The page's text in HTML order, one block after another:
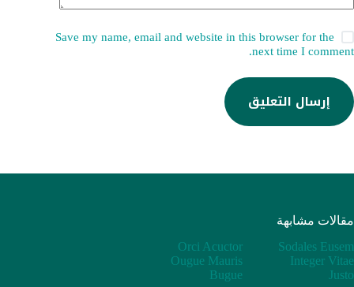
Save my name, email and website in this browser for the
next time I comment.
إرسال التعليق
مقالات مشابهة
Sodales Eusem
Integer Vitae
Justo
Orci Acuctor
Ougue Mauris
Bugue